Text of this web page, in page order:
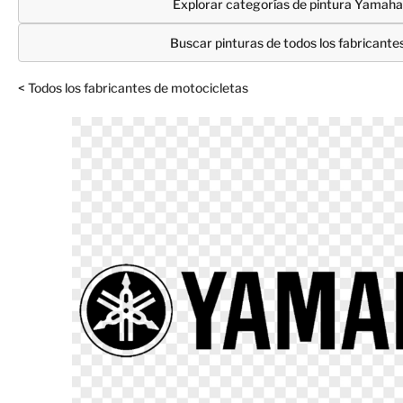
Explorar categorías de pintura Yamaha
Buscar pinturas de todos los
< Todos los fabricantes de motocicletas